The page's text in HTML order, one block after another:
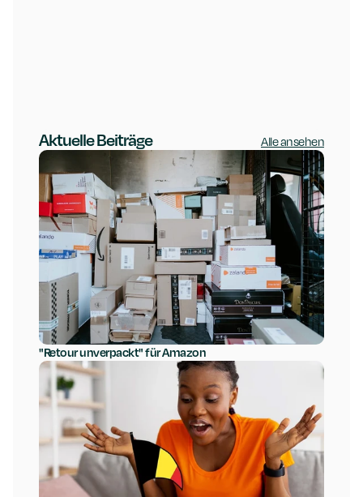
Aktuelle Beiträge Alle ansehen
"Retour unverpackt" für Amazon